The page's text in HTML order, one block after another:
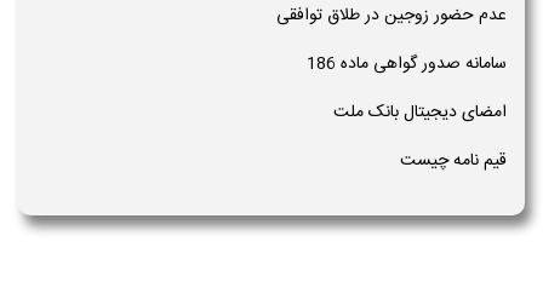
عدم حضور زوجین در طلاق توافقی
سامانه صدور گواهی ماده 186
امضای دیجیتال بانک ملت
قیم نامه چیست